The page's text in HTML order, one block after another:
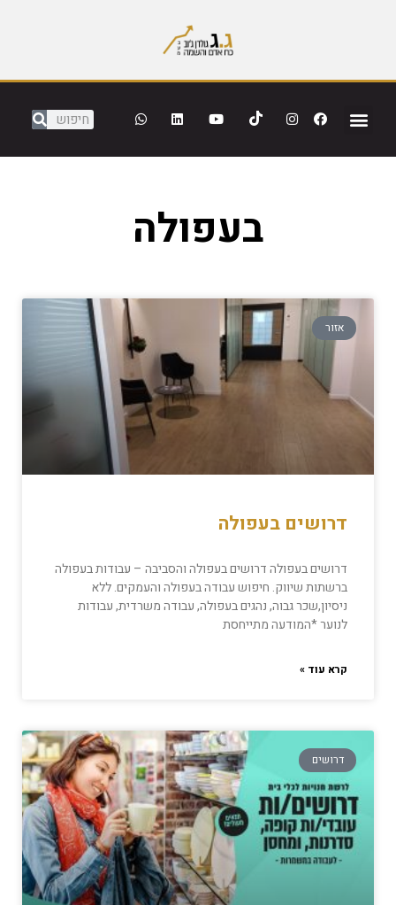
בעפולה
אזור
דרושים בעפולה
דרושים בעפולה דרושים בעפולה והסביבה – עבודות בעפולה
ברשתות שיווק. חיפוש עבודה בעפולה והעמקים. ללא
ניסיון,שכר גבוה, נהגים בעפולה, עבודה משרדית, עבודות
לנוער *המודעה מתייחסת
קרא עוד »
דרושים